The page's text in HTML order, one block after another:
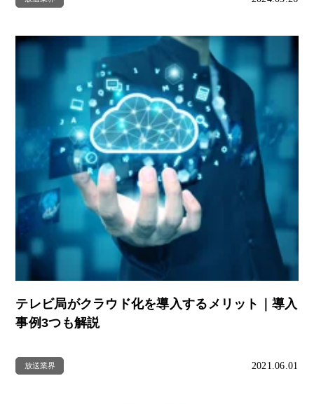
テレビ局がクラウド化を導入するメリット｜導入
事例3つも解説
放送業界 2021.06.01